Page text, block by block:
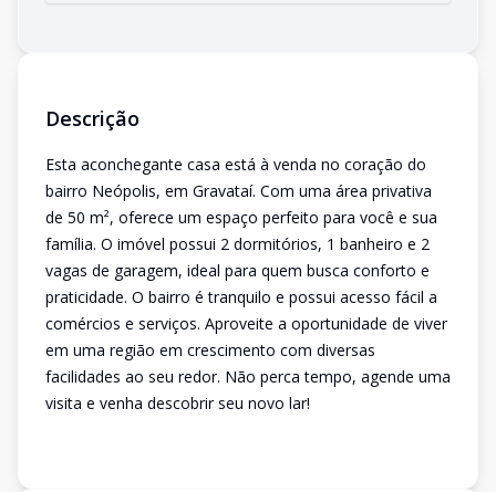
Descrição
Esta aconchegante casa está à venda no coração do
bairro Neópolis, em Gravataí. Com uma área privativa
de 50 m², oferece um espaço perfeito para você e sua
família. O imóvel possui 2 dormitórios, 1 banheiro e 2
vagas de garagem, ideal para quem busca conforto e
praticidade. O bairro é tranquilo e possui acesso fácil a
comércios e serviços. Aproveite a oportunidade de viver
em uma região em crescimento com diversas
facilidades ao seu redor. Não perca tempo, agende uma
visita e venha descobrir seu novo lar!